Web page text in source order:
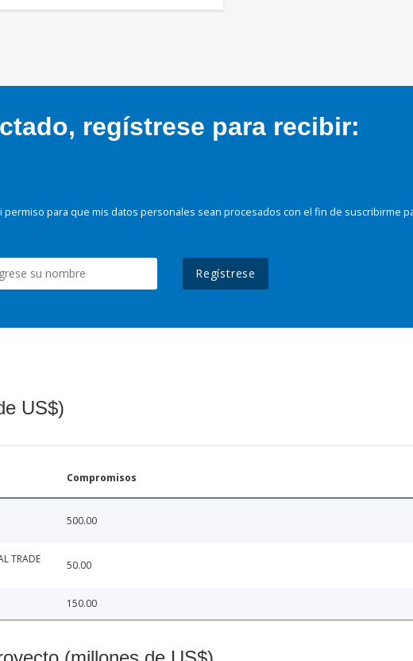
regístrese para recibir:
permiso para que mis datos personales sean procesados con el fin de suscribirme
Regístrese
US$)
Compromisos
500.00
TRADE
50.00
150.00